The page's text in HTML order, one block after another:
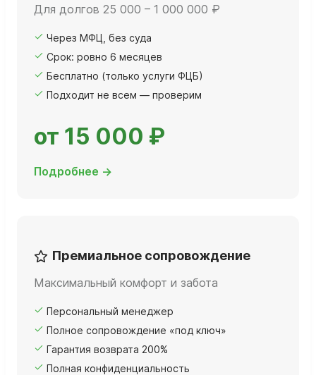
Для долгов 25 000 – 1 000 000 ₽
Через МФЦ, без суда
Срок: ровно 6 месяцев
Бесплатно (только услуги ФЦБ)
Подходит не всем — проверим
от 15 000 ₽
Подробнее →
Премиальное сопровождение
Максимальный комфорт и забота
Персональный менеджер
Полное сопровождение «под ключ»
Гарантия возврата 200%
Полная конфиденциальность